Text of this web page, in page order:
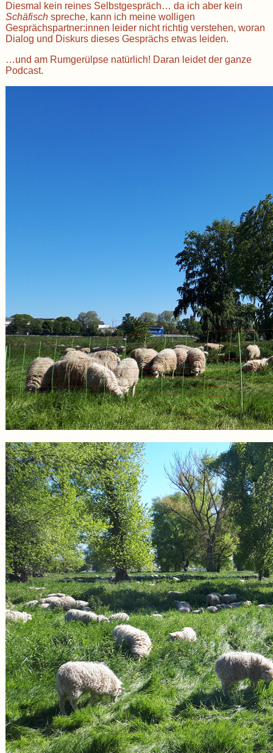
Diesmal kein reines Selbstgespräch… da ich aber kein
Schäfischspreche, kann ich meine wolligen
Gesprächspartner:innen leider nicht richtig verstehen, woran
Dialog und Diskurs dieses Gesprächs etwas leiden.
…und am Rumgerülpse natürlich! Daran leidet der ganze
Podcast.